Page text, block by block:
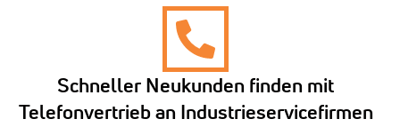
Schneller Neukunden finden mit
Telefonvertrieb an Industrieservicefirmen